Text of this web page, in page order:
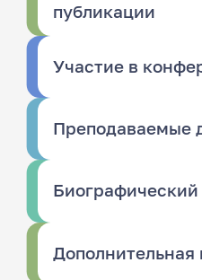
публикации
Участие в
Преподаваемые
Биографический